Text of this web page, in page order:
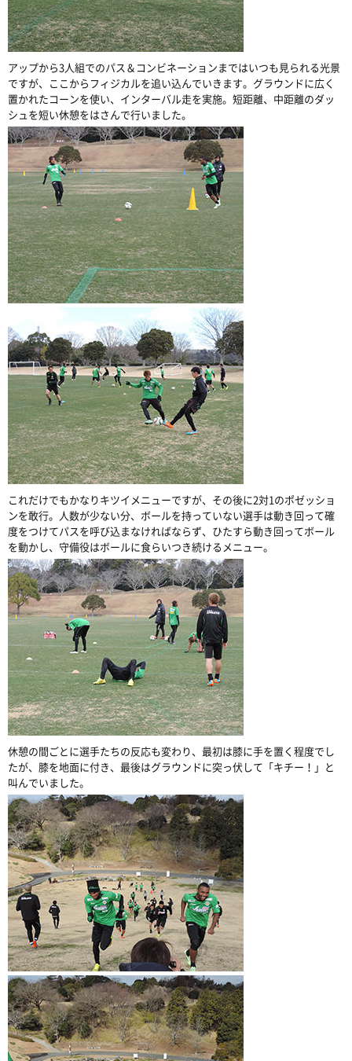
アップから3人組でのパス＆コンビネーションまではいつも見られる光景
ですが、ここからフィジカルを追い込んでいきます。グラウンドに広く
置かれたコーンを使い、インターバル走を実施。短距離、中距離のダッ
シュを短い休憩をはさんで行いました。
これだけでもかなりキツイメニューですが、その後に2対1のポゼッショ
ンを敢行。人数が少ない分、ボールを持っていない選手は動き回って確
度をつけてパスを呼び込まなければならず、ひたすら動き回ってボール
を動かし、守備役はボールに食らいつき続けるメニュー。
休憩の間ごとに選手たちの反応も変わり、最初は膝に手を置く程度でし
たが、膝を地面に付き、最後はグラウンドに突っ伏して「キチー！」と
叫んでいました。